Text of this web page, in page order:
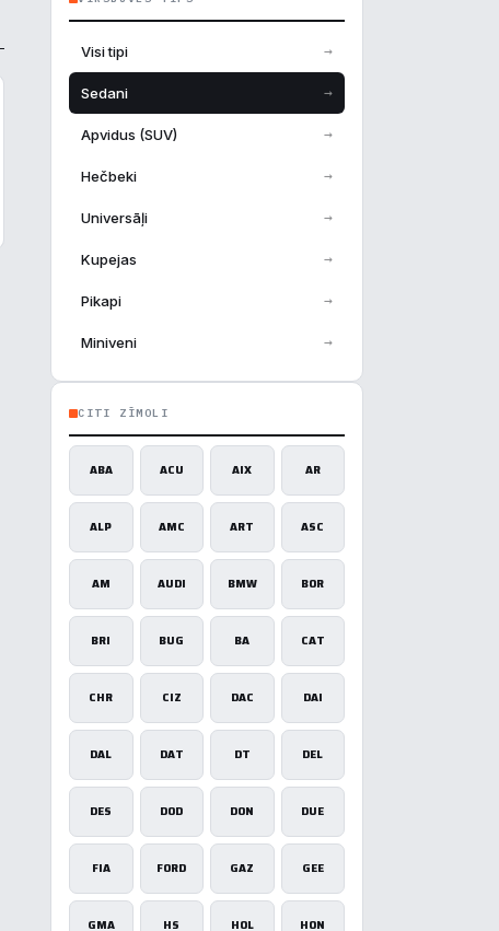
Visi tipi →
Sedani →
Apvidus (SUV) →
Hečbeki →
Universāļi →
Kupejas →
Pikapi →
Miniveni →
CITI ZĪMOLI
ABA ACU AIX AR
ALP AMC ART ASC
AM AUDI BMW BOR
BRI BUG BA CAT
CHR CIZ DAC DAI
DAL DAT DT DEL
DES DOD DON DUE
FIA FORD GAZ GEE
GMA HS HOL HON